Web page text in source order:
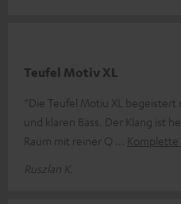
Teufel Motiv XL
“Die Teufel Motiu XL
und klaren Bass. Der Klang ist
Raum mit reiner Q
Ruszlan K.